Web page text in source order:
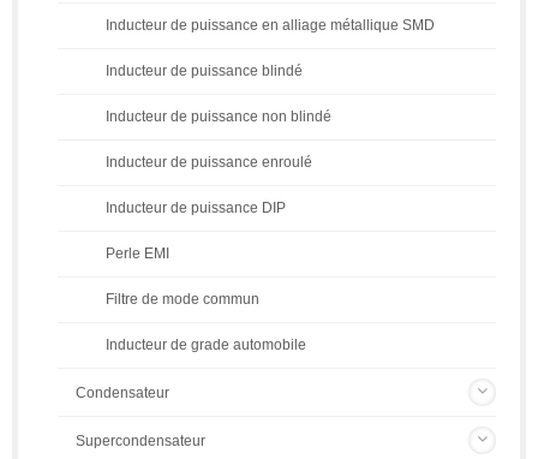
Inducteur de puissance en alliage métallique SMD
Inducteur de puissance blindé
Inducteur de puissance non blindé
Inducteur de puissance enroulé
Inducteur de puissance DIP
Perle EMI
Filtre de mode commun
Inducteur de grade automobile
Condensateur
Supercondensateur